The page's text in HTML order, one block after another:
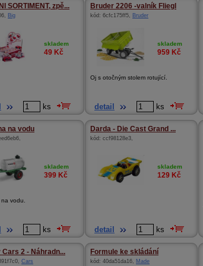
SORTIMENT, zpě...
, Big
skladem
49 Kč
ks
Bruder 2206 -valník Fliegl
kód: 6cfc175ff5, Bruder
skladem
959 Kč
Oj s otočným stolem rotující.
detail ks
na vodu
,
skladem
399 Kč
vodu.
ks
Darda - Die Cast Grand ...
kód: ccf98128e3,
skladem
129 Kč
detail ks
Cars 2 - Náhradn...
, Cars
Formule ke skládání
kód: 40da51da16, Made